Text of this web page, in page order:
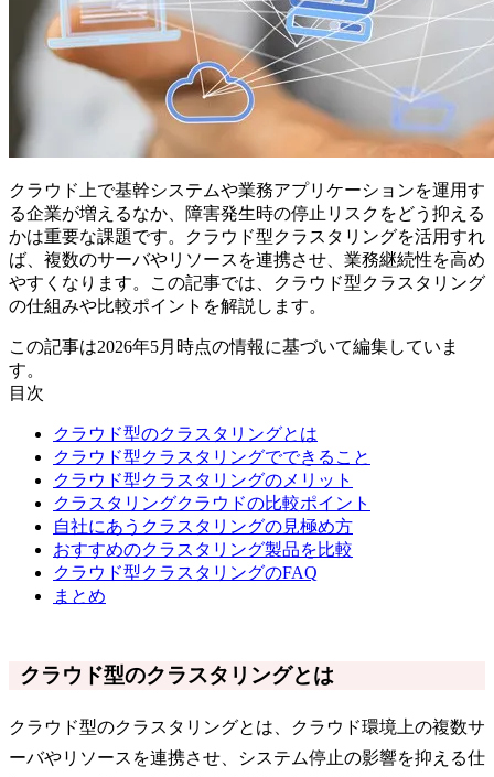
クラウド上で基幹システムや業務アプリケーションを運用す
る企業が増えるなか、障害発生時の停止リスクをどう抑える
かは重要な課題です。クラウド型クラスタリングを活用すれ
ば、複数のサーバやリソースを連携させ、業務継続性を高め
やすくなります。この記事では、クラウド型クラスタリング
の仕組みや比較ポイントを解説します。
この記事は2026年5月時点の情報に基づいて編集していま
す。
目次
クラウド型のクラスタリングとは
クラウド型クラスタリングでできること
クラウド型クラスタリングのメリット
クラスタリングクラウドの比較ポイント
自社にあうクラスタリングの見極め方
おすすめのクラスタリング製品を比較
クラウド型クラスタリングのFAQ
まとめ
クラウド型のクラスタリングとは
クラウド型のクラスタリングとは、クラウド環境上の複数サ
ーバやリソースを連携させ、システム停止の影響を抑える仕